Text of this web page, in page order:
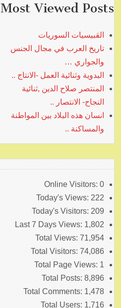
Most Viewed Posts
القبيسيات السوريات
تاريخ العرب في مجال الجنس
والجواري …
البدوية وثنائية العمل -الانتاج ..
المنتصر صلاح الدين ,ثنائية
النجاح- الانتصار ..
انسان هذه البلاد بين المواطنة
والمساكنة ..
Online Visitors: 0
Today's Views: 222
Today's Visitors: 209
Last 7 Days Views: 1,802
Total Views: 71,954
Total Visitors: 74,086
Total Page Views: 1
Total Posts: 8,896
Total Comments: 1,478
Total Users: 1,716